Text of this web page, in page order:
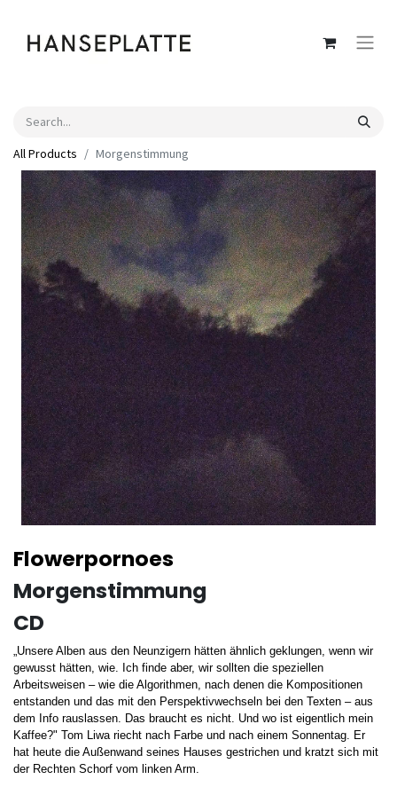
All Products Morgenstimmung
Flowerpornoes
Morgenstimmung
CD
„Unsere Alben aus den Neunzigern hätten ähnlich geklungen, wenn wir
gewusst hätten, wie. Ich finde aber, wir sollten die speziellen
Arbeitsweisen – wie die Algorithmen, nach denen die Kompositionen
entstanden und das mit den Perspektivwechseln bei den Texten – aus
dem Info rauslassen. Das braucht es nicht. Und wo ist eigentlich mein
Kaffee?" Tom Liwa riecht nach Farbe und nach einem Sonnentag. Er
hat heute die Außenwand seines Hauses gestrichen und kratzt sich mit
der Rechten Schorf vom linken Arm.